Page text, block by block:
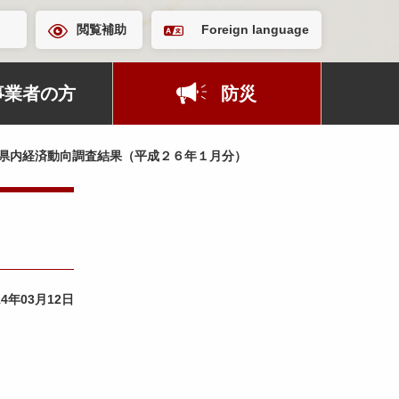
閲覧補助 Foreign language
業者の方 防災
内経済動向調査結果（平成２６年１月分）
年03月12日